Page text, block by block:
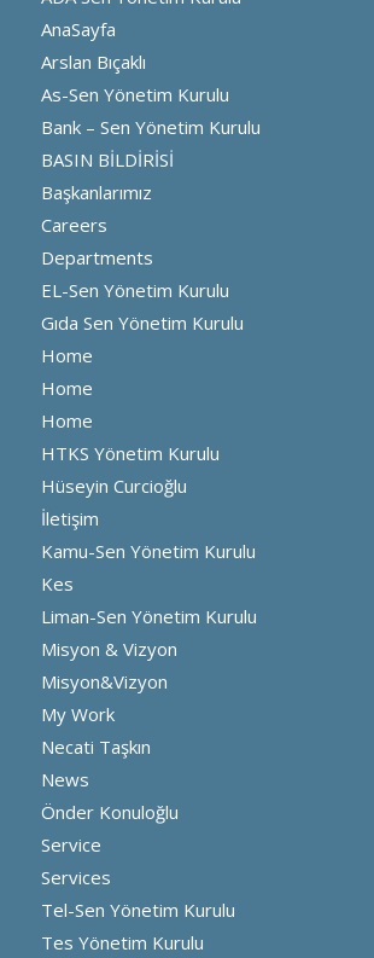
AnaSayfa
Arslan Bıçaklı
As-Sen Yönetim Kurulu
Bank – Sen Yönetim Kurulu
BASIN BİLDİRİSİ
Başkanlarımız
Careers
Departments
EL-Sen Yönetim Kurulu
Gıda Sen Yönetim Kurulu
Home
Home
Home
HTKS Yönetim Kurulu
Hüseyin Curcioğlu
İletişim
Kamu-Sen Yönetim Kurulu
Kes
Liman-Sen Yönetim Kurulu
Misyon & Vizyon
Misyon&Vizyon
My Work
Necati Taşkın
News
Önder Konuloğlu
Service
Services
Tel-Sen Yönetim Kurulu
Tes Yönetim Kurulu